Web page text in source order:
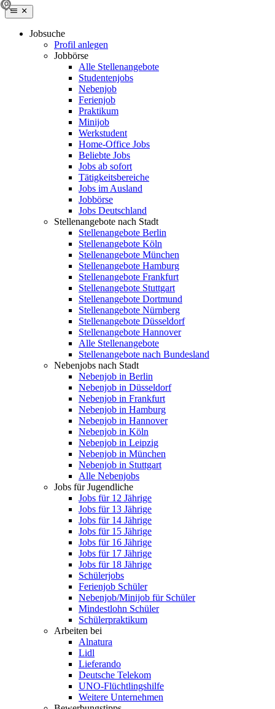
Jobsuche
Profil anlegen
Jobbörse
Alle Stellenangebote
Studentenjobs
Nebenjob
Ferienjob
Praktikum
Minijob
Werkstudent
Home-Office Jobs
Beliebte Jobs
Jobs ab sofort
Tätigkeitsbereiche
Jobs im Ausland
Jobbörse
Jobs Deutschland
Stellenangebote nach Stadt
Stellenangebote Berlin
Stellenangebote Köln
Stellenangebote München
Stellenangebote Hamburg
Stellenangebote Frankfurt
Stellenangebote Stuttgart
Stellenangebote Dortmund
Stellenangebote Nürnberg
Stellenangebote Düsseldorf
Stellenangebote Hannover
Alle Stellenangebote
Stellenangebote nach Bundesland
Nebenjobs nach Stadt
Nebenjob in Berlin
Nebenjob in Düsseldorf
Nebenjob in Frankfurt
Nebenjob in Hamburg
Nebenjob in Hannover
Nebenjob in Köln
Nebenjob in Leipzig
Nebenjob in München
Nebenjob in Stuttgart
Alle Nebenjobs
Jobs für Jugendliche
Jobs für 12 Jährige
Jobs für 13 Jährige
Jobs für 14 Jährige
Jobs für 15 Jährige
Jobs für 16 Jährige
Jobs für 17 Jährige
Jobs für 18 Jährige
Schülerjobs
Ferienjob Schüler
Nebenjob/Minijob für Schüler
Mindestlohn Schüler
Schülerpraktikum
Arbeiten bei
Alnatura
Lidl
Lieferando
Deutsche Telekom
UNO-Flüchtlingshilfe
Weitere Unternehmen